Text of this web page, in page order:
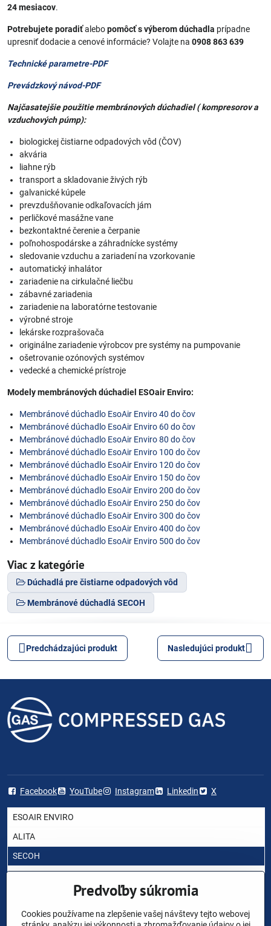
24 mesiacov.
Potrebujete poradiťalebopomôcť s výberom dúchadla prípadne
upresniť dodacie a cenové informácie? Volajte na 0908 863 639
Technické parametre-PDF
Prevádzkový návod-PDF
Najčasatejšie použitie membránových dúchadiel ( kompresorov a
vzduchových púmp):
biologickej čistiarne odpadových vôd (ČOV)
akvária
liahne rýb
transport a skladovanie živých rýb
galvanické kúpele
prevzdušňovanie odkaľovacích jám
perličkové masážne vane
bezkontaktné čerenie a čerpanie
poľnohospodárske a záhradnícke systémy
sledovanie vzduchu a zariadení na vzorkovanie
automatický inhalátor
zariadenie na cirkulačné liečbu
zábavné zariadenia
zariadenie na laboratórne testovanie
výrobné stroje
lekárske rozprašovača
originálne zariadenie výrobcov pre systémy na pumpovanie
ošetrovanie ozónových systémov
vedecké a chemické prístroje
Modely membránových dúchadiel ESOair Enviro:
Membránové dúchadlo EsoAir Enviro 40 do čov
Membránové dúchadlo EsoAir Enviro 60 do čov
Membránové dúchadlo EsoAir Enviro 80 do čov
Membránové dúchadlo EsoAir Enviro 100 do čov
Membránové dúchadlo EsoAir Enviro 120 do čov
Membránové dúchadlo EsoAir Enviro 150 do čov
Membránové dúchadlo EsoAir Enviro 200 do čov
Membránové dúchadlo EsoAir Enviro 250 do čov
Membránové dúchadlo EsoAir Enviro 300 do čov
Membránové dúchadlo EsoAir Enviro 400 do čov
Membránové dúchadlo EsoAir Enviro 500 do čov
Viac z kategórie
Dúchadlá pre čistiarne odpadových vôd
Membránové dúchadlá SECOH
Predchádzajúci produkt Nasledujúci produkt
Facebook YouTube Instagram Linkedin X
ESOAIR ENVIRO
ALITA
SECOH
YASUNAGA RIETSCHLE THOMAS
Predvoľby súkromia
Cookies používame na zlepšenie vašej návštevy tejto webovej